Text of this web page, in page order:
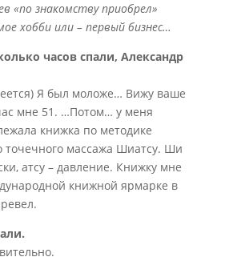
«по знакомству приобрел»
хобби или – первый бизнес…
часов спали, Александр
Я был моложе… Вижу ваше
мне 51. …Потом… у меня
книжка по методике
точечного массажа Шиатсу. Ши
атсу – давление. Книжку мне
книжной ярмарке в